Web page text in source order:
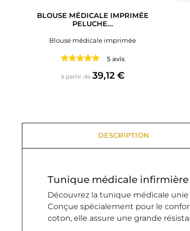
BLOUSE MÉDICALE IMPRIMÉE
PELUCHE...
Blouse médicale imprimée
5 avis
à partir de Prix
39,12 €
DESCRIPTION
Tunique médicale
Découvrez la tunique médicale
Conçue spécialement pour le
coton, elle assure une grande